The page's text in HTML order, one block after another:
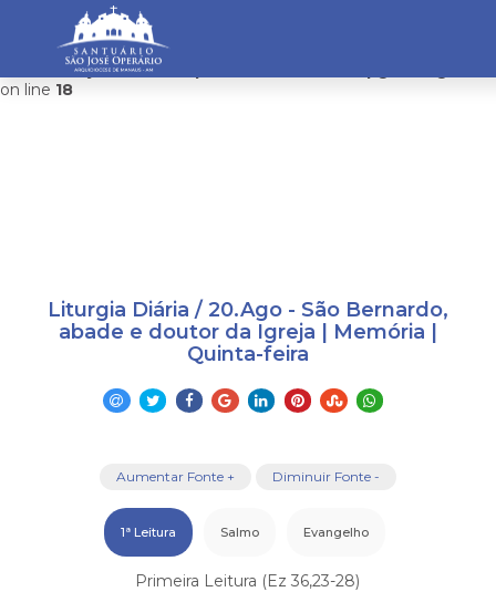
: mysqli_connect(): Headers and client library minor
version mismatch. Headers:101113 Library:100505 in
/home/saojosemanaus/public_html/restrito/pg/
on line 18
Liturgia Diária / 20.Ago - São Bernardo,
abade e doutor da Igreja | Memória |
Quinta-feira
Aumentar Fonte + Diminuir Fonte -
1ª Leitura Salmo Evangelho
Primeira Leitura (Ez 36,23-28)